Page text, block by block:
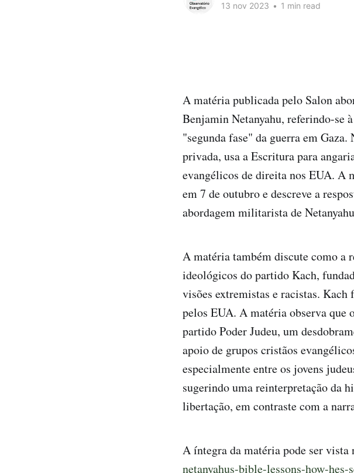
13 nov 2023 • 1 min read
A matéria publicada pelo Salon
Benjamin Netanyahu, referindo-se
"segunda fase" da guerra em
privada, usa a Escritura para
evangélicos de direita nos EUA. A
em 7 de outubro e descreve a
abordagem militarista de
A matéria também discute como a
ideológicos do partido Kach,
visões extremistas e racistas.
pelos EUA. A matéria observa que
partido Poder Judeu, um
apoio de grupos cristãos
especialmente entre os jovens
sugerindo uma reinterpretação da
libertação, em contraste com a
A íntegra da matéria pode ser vista
netanyahus-bible-lessons-how-